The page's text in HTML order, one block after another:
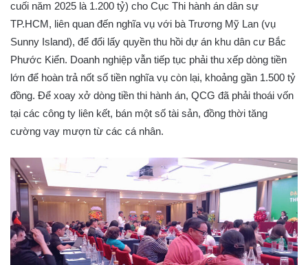
cuối năm 2025 là 1.200 tỷ) cho Cục Thi hành án dân sự
TP.HCM, liên quan đến nghĩa vụ với bà Trương Mỹ Lan (vụ
Sunny Island), để đổi lấy quyền thu hồi dự án khu dân cư Bắc
Phước Kiển. Doanh nghiệp vẫn tiếp tục phải thu xếp dòng tiền
lớn để hoàn trả nốt số tiền nghĩa vụ còn lại, khoảng gần 1.500 tỷ
đồng. Để xoay xở dòng tiền thi hành án, QCG đã phải thoái vốn
tại các công ty liên kết, bán một số tài sản, đồng thời tăng
cường vay mượn từ các cá nhân.